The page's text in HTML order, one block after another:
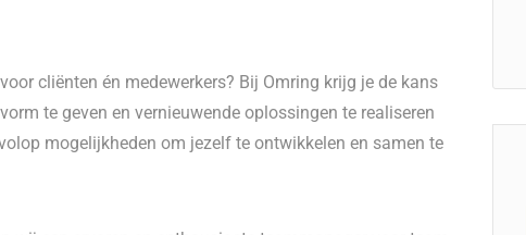
cliënten én medewerkers? Bij Omring krijg je de kans
te geven en vernieuwende oplossingen te realiseren
mogelijkheden om jezelf te ontwikkelen en samen te